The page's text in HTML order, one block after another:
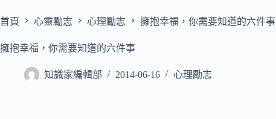
首頁 心靈勵志 心理勵志 擁抱幸福，你需要知道的六件事
擁抱幸福，你需要知道的六件事
知識家編輯部 2014-06-16 心理勵志